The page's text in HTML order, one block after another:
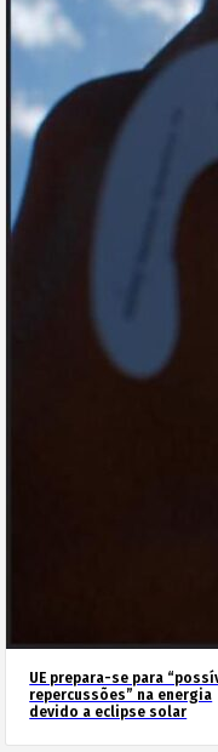
UE prepara-se para
repercussões” na energia
devido a eclipse solar